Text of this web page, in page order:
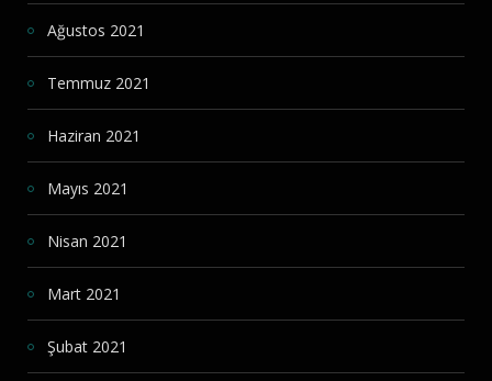
Ağustos 2021
Temmuz 2021
Haziran 2021
Mayıs 2021
Nisan 2021
Mart 2021
Şubat 2021